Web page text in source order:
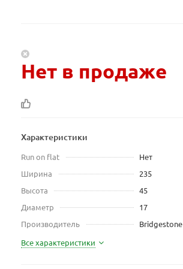
Нет в продаже
Характеристики
Run on flat
Нет
Ширина
235
Высота
45
Диаметр
17
Производитель
Bridgestone
Все характеристики